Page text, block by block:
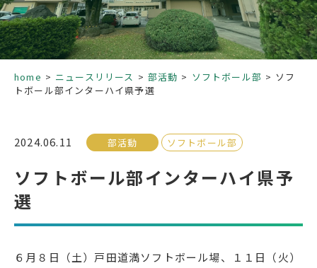
学校生活
部活動
受検生の方へ
年間スケジュール
教科ガイド
校長室より
保健室より
図書室より
home ニュースリリース 部活動 ソフトボール部
ソフ
トボール部インターハイ県予選
2024.06.11 部活動 ソフトボール部
ソフトボール部インターハイ県予
選
６月８日（土）戸田道満ソフトボール場、１１日（火）